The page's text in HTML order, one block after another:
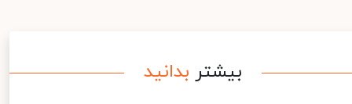
بیشتر بدانید